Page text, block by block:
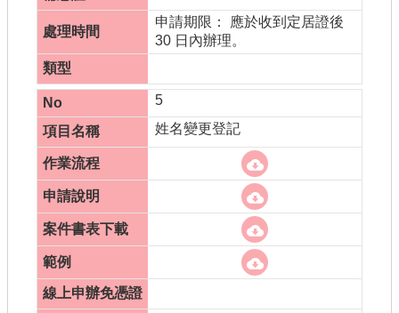
申請期限： 應於收到定居證後
30 日內辦理。
5
姓名變更登記